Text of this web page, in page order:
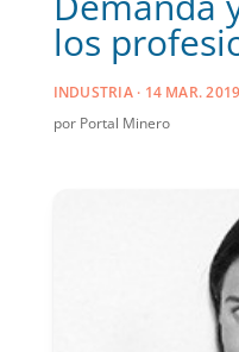
los
INDUSTRIA · 14 MAR.
por Portal Minero